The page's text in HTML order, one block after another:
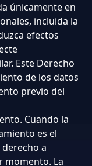
únicamente en
incluida la
efectos
Este Derecho
de los datos
previo del
Cuando la
es el
a
momento. La